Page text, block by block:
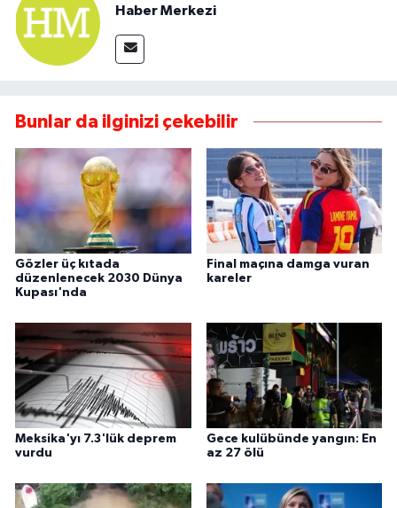
Haber Merkezi
Bunlar da ilginizi çekebilir
Gözler üç kıtada
düzenlenecek 2030 Dünya
Kupası'nda
Final maçına damga vuran
kareler
Meksika'yı 7.3'lük deprem
vurdu
Gece kulübünde yangın: En
az 27 ölü